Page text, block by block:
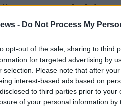
- Do Not Process My
opt-out of the sale, sharing to third
for targeted advertising by
selection. Please note that after
interest-based ads based on
to third parties prior to
of your personal information by
ilParco Naturale dei
per questo nuovo
di primavera e “Giornata
che coincide anche con
indetta